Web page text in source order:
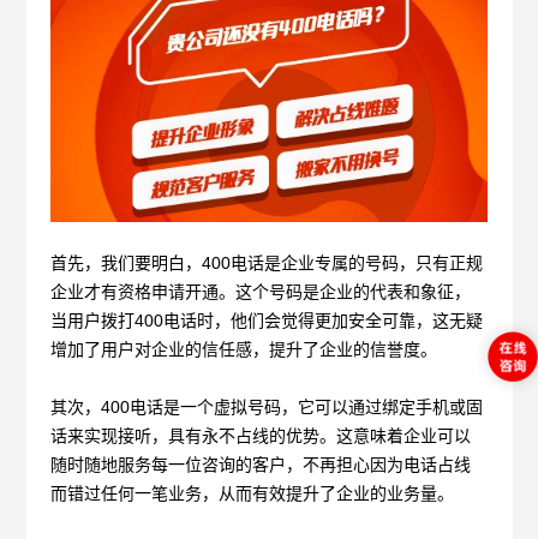
首先，我们要明白，400电话是企业专属的号码，只有正规
企业才有资格申请开通。这个号码是企业的代表和象征，
当用户拨打400电话时，他们会觉得更加安全可靠，这无疑
增加了用户对企业的信任感，提升了企业的信誉度。
其次，400电话是一个虚拟号码，它可以通过绑定手机或固
话来实现接听，具有永不占线的优势。这意味着企业可以
随时随地服务每一位咨询的客户，不再担心因为电话占线
而错过任何一笔业务，从而有效提升了企业的业务量。